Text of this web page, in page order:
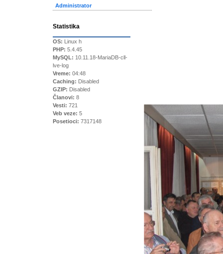
Administrator
Statistika
OS: Linux h
PHP: 5.4.45
MySQL: 10.11.18-MariaDB-cll-
lve-log
Vreme: 04:48
Caching: Disabled
GZIP: Disabled
Članovi: 8
Vesti: 721
Veb veze: 5
Posetioci: 7317148